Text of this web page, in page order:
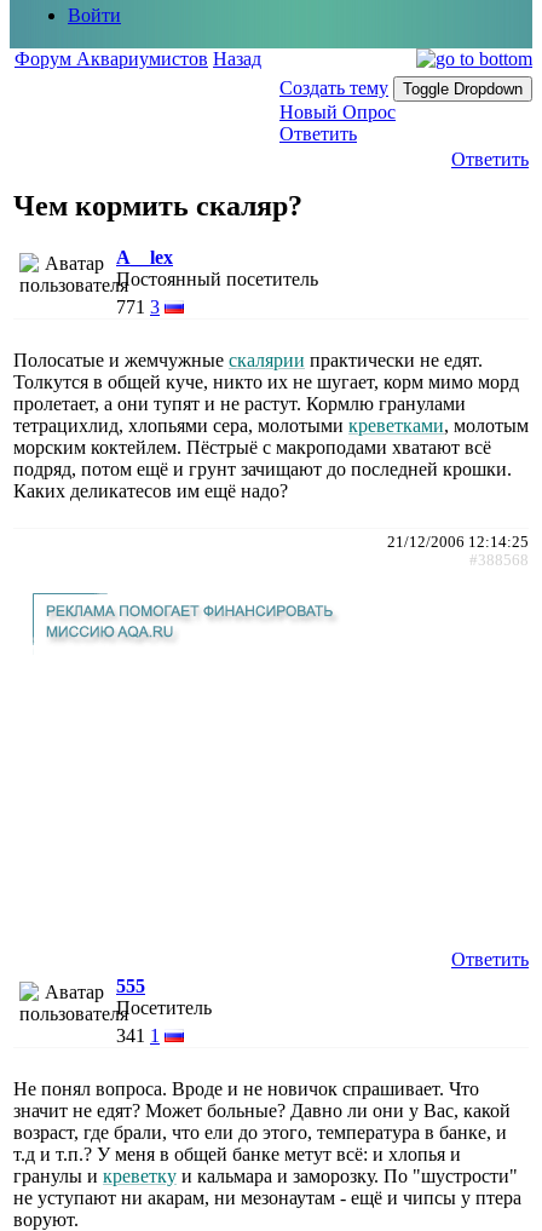
Войти
Форум Аквариумистов Назад
Создать тему
Toggle Dropdown
Новый Опрос
Ответить
Ответить
Чем кормить скаляр?
A__lex
Постоянный посетитель
771 3
Полосатые и жемчужные скалярии практически не едят.
Толкутся в общей куче, никто их не шугает, корм мимо морд
пролетает, а они тупят и не растут. Кормлю гранулами
тетрацихлид, хлопьями сера, молотыми креветками, молотым
морским коктейлем. Пёстрыё с макроподами хватают всё
подряд, потом ещё и грунт зачищают до последней крошки.
Каких деликатесов им ещё надо?
21/12/2006 12:14:25
#388568
Ответить
555
Посетитель
341 1
Не понял вопроса. Вроде и не новичок спрашивает. Что
значит не едят? Может больные? Давно ли они у Вас, какой
возраст, где брали, что ели до этого, температура в банке, и
т.д и т.п.? У меня в общей банке метут всё: и хлопья и
гранулы и креветку и кальмара и заморозку. По "шустрости"
не уступают ни акарам, ни мезонаутам - ещё и чипсы у птера
воруют.